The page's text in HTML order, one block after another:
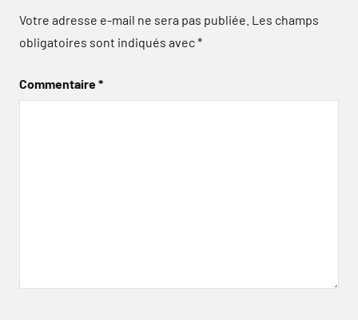
Votre adresse e-mail ne sera pas publiée. Les champs
obligatoires sont indiqués avec*
Commentaire*